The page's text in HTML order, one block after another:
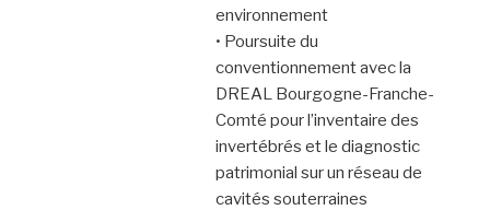
environnement
• Poursuite du
conventionnement avec la
DREAL Bourgogne-Franche-
Comté pour l’inventaire des
invertébrés et le diagnostic
patrimonial sur un réseau de
cavités souterraines